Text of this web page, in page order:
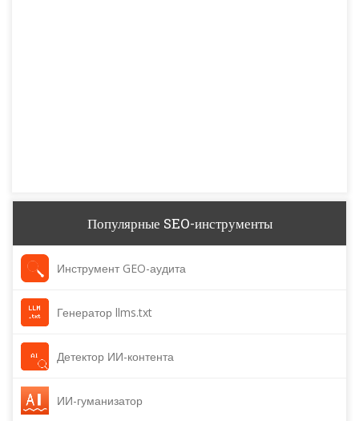
Популярные SEO-инструменты
Инструмент GEO-аудита
Генератор llms.txt
Детектор ИИ-контента
ИИ-гуманизатор